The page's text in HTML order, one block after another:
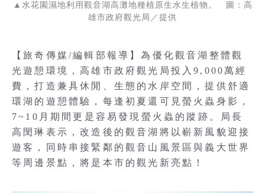
▲水花園濕地利用觀音湖高灘地種植原生水生植物。 圖：高
雄市政府觀光局／提供
【旅奇傳媒/編輯部報導】為優化觀音湖整體觀
光遊憩環境，高雄市政府觀光局投入9,000萬經
費，打造兼具休閒、生態的水岸空間，提供舒適
環湖的遊憩體驗，每逢初夏還可見螢火蟲身影，
7~10月期間更是容易發現螢火蟲的蹤跡。局長
高閔琳表示，改造後的觀音湖將以嶄新風貌迎接
遊客，同時串接緊鄰的觀音山風景區與義大世界
等周邊景點，將是本市的觀光新亮點！